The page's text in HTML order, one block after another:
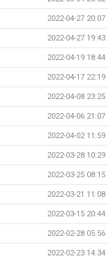
2022-04-27 20:07
2022-04-27 19:43
2022-04-19 18:44
2022-04-17 22:19
2022-04-08 23:25
2022-04-06 21:07
2022-04-02 11:59
2022-03-28 10:29
2022-03-25 08:15
2022-03-21 11:08
2022-03-15 20:44
2022-02-28 05:56
2022-02-23 14:34